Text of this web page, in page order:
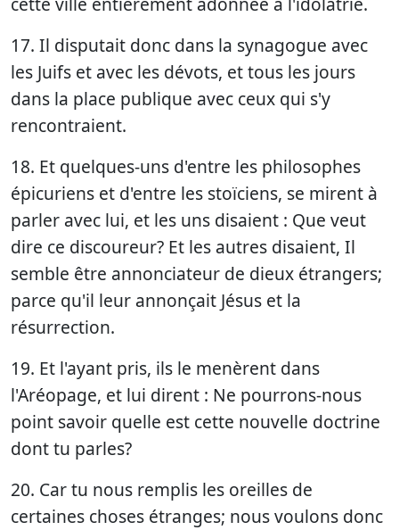
17. Il disputait donc dans la synagogue avec
les Juifs et avec les dévots, et tous les jours
dans la place publique avec ceux qui s'y
rencontraient.
18. Et quelques-uns d'entre les philosophes
épicuriens et d'entre les stoïciens, se mirent à
parler avec lui, et les uns disaient : Que veut
dire ce discoureur? Et les autres disaient, Il
semble être annonciateur de dieux étrangers;
parce qu'il leur annonçait Jésus et la
résurrection.
19. Et l'ayant pris, ils le menèrent dans
l'Aréopage, et lui dirent : Ne pourrons-nous
point savoir quelle est cette nouvelle doctrine
dont tu parles?
20. Car tu nous remplis les oreilles de
certaines choses étranges; nous voulons donc